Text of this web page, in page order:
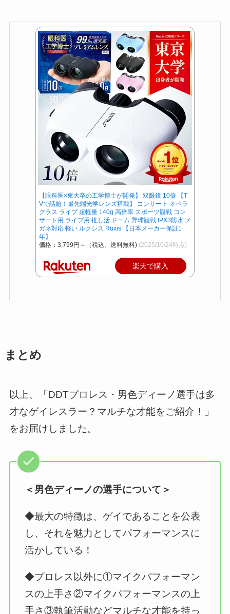
【眼科医×東大卒の工学博士が開発】 双眼鏡 10倍 【T
Vで話題！最先端光学レンズ搭載】 コンサート オペラ
グラス ライブ 超軽量 140g 高倍率 スポーツ観戦 コン
サート用 ライブ用 推し活 ドーム 野球観戦 IPX3防水 メ
ガネ対応 軽い ルクシス Ruxis 【日本メーカー保証1
年】
価格：3,799円～（税込、送料無料) (2025/10/24時点)
楽天で購入
まとめ
以上、「DDTプロレス・男色ディーノ選手は多
才なゲイレスラー？マルチな才能をご紹介！」
をお届けしました。
＜男色ディーノの選手について＞
◆最大の特徴は、ゲイであることを公表
し、それを魅力としてパフォーマンスに
活かしている！
◆プロレス以外に①マイクパフォーマン
スの上手さ②マイクパフォーマンスの上
手さ③執筆活動などマルチな才能を持っ